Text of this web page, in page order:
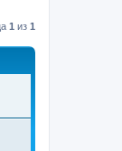
1 из 1